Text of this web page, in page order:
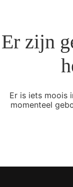
Er zijn
Er is iets moois
momenteel